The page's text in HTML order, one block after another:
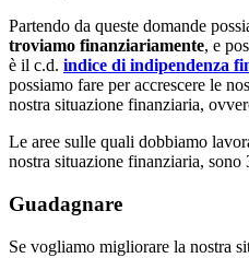
Partendo da queste domande
troviamo finanziariamente, e
è il c.d. indice di indipendenza
possiamo fare per accrescere le
nostra situazione finanziaria,
Le aree sulle quali dobbiamo
nostra situazione finanziaria, sono
Guadagnare
Se vogliamo migliorare la nostra